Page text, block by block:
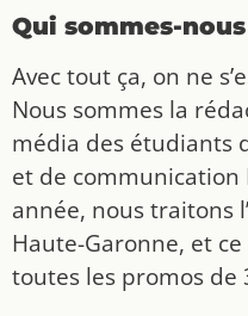
Qui sommes-
Avec tout ça, on ne
Nous sommes la
média des étudiants
et de communication
année, nous traitons
Haute-Garonne, et
toutes les promos de